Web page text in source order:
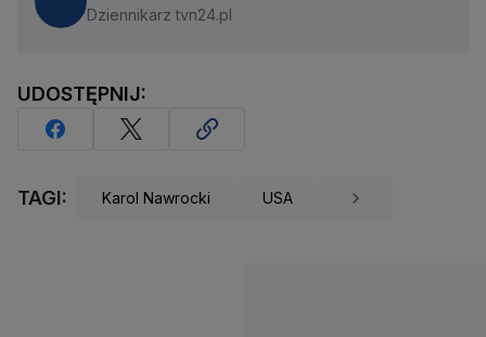
Dziennikarz tvn24.pl
UDOSTĘPNIJ:
TAGI: Karol Nawrocki USA